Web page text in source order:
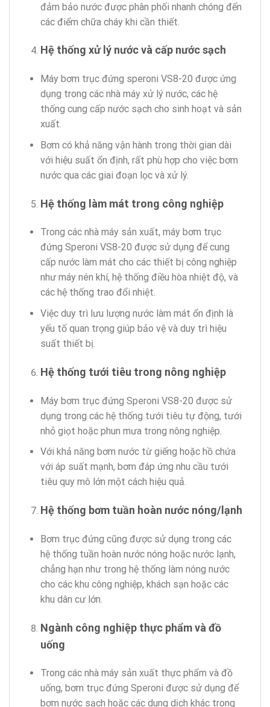
đảm bảo nước được phân phối nhanh chóng đến
các điểm chữa cháy khi cần thiết.
Hệ thống xử lý nước và cấp nước sạch
Máy bơm trục đứng speroni VS8-20 được ứng
dụng trong các nhà máy xử lý nước, các hệ
thống cung cấp nước sạch cho sinh hoạt và sản
xuất.
Bơm có khả năng vận hành trong thời gian dài
với hiệu suất ổn định, rất phù hợp cho việc bơm
nước qua các giai đoạn lọc và xử lý.
Hệ thống làm mát trong công nghiệp
Trong các nhà máy sản xuất, máy bơm trục
đứng Speroni VS8-20 được sử dụng để cung
cấp nước làm mát cho các thiết bị công nghiệp
như máy nén khí, hệ thống điều hòa nhiệt độ, và
các hệ thống trao đổi nhiệt.
Việc duy trì lưu lượng nước làm mát ổn định là
yếu tố quan trọng giúp bảo vệ và duy trì hiệu
suất thiết bị.
Hệ thống tưới tiêu trong nông nghiệp
Máy bơm trục đứng Speroni VS8-20 được sử
dụng trong các hệ thống tưới tiêu tự động, tưới
nhỏ giọt hoặc phun mưa trong nông nghiệp.
Với khả năng bơm nước từ giếng hoặc hồ chứa
với áp suất mạnh, bơm đáp ứng nhu cầu tưới
tiêu quy mô lớn một cách hiệu quả.
Hệ thống bơm tuần hoàn nước nóng/lạnh
Bơm trục đứng cũng được sử dụng trong các
hệ thống tuần hoàn nước nóng hoặc nước lạnh,
chẳng hạn như trong hệ thống làm nóng nước
cho các khu công nghiệp, khách sạn hoặc các
khu dân cư lớn.
Ngành công nghiệp thực phẩm và đồ
uống
Trong các nhà máy sản xuất thực phẩm và đồ
uống, bơm trục đứng Speroni được sử dụng để
bơm nước sạch hoặc các dung dịch khác trong